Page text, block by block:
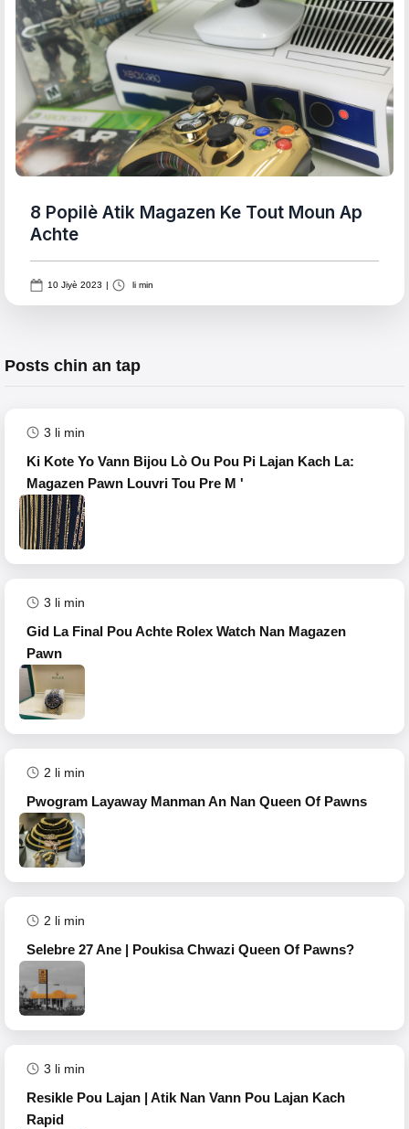
8 Popilè Atik Magazen Ke Tout Moun Ap
Achte
10 Jiyè 2023 li min
Posts chin an tap
3 li min
Ki Kote Yo Vann Bijou Lò Ou Pou Pi Lajan Kach La:
Magazen Pawn Louvri Tou Pre M '
3 li min
Gid La Final Pou Achte Rolex Watch Nan Magazen
Pawn
2 li min
Pwogram Layaway Manman An Nan Queen Of Pawns
2 li min
Selebre 27 Ane | Poukisa Chwazi Queen Of Pawns?
3 li min
Resikle Pou Lajan | Atik Nan Vann Pou Lajan Kach
Rapid